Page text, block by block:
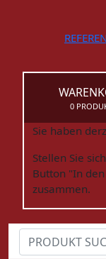
0
Sie haben
Stellen Sie
Button "In
zusammen.